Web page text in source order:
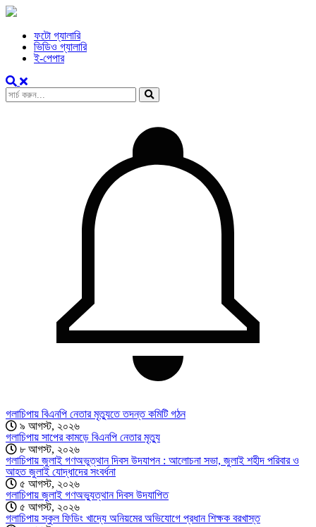
ফটো গ্যালারি
ভিডিও গ্যালারি
ই-পেপার
গলাচিপায় বিএনপি নেতার মৃত্যুতে তদন্ত কমিটি গঠন
৯ আগস্ট, ২০২৬
গলাচিপায় সাপের কামড়ে বিএনপি নেতার মৃত্যু
৮ আগস্ট, ২০২৬
গলাচিপায় জুলাই গণঅভুত্থান দিবস উদযাপন : আলোচনা সভা, জুলাই শহীদ পরিবার ও
আহত জুলাই যোদ্ধাদের সংবর্ধনা
৫ আগস্ট, ২০২৬
গলাচিপায় জুলাই গণঅভ্যুত্থান দিবস উদযাপিত
৫ আগস্ট, ২০২৬
গলাচিপায় স্কুল ফিডিং খাদ্যে অনিয়মের অভিযোগে প্রধান শিক্ষক বরখাস্ত